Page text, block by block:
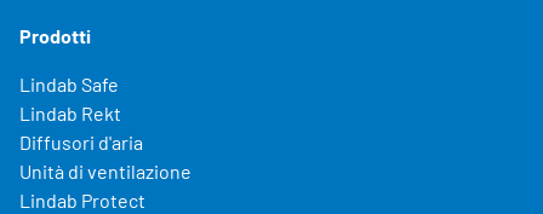
Prodotti
Lindab Safe
Lindab Rekt
Diffusori d'aria
Unità di ventilazione
Lindab Protect